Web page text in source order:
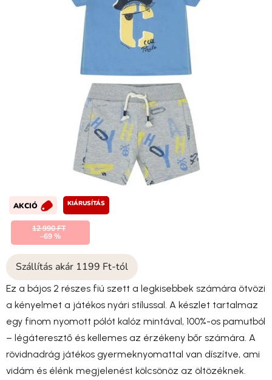
Szállítás akár 1199 Ft-tól
Ez a bájos 2 részes fiú szett a legkisebbek számára ötvözi
a kényelmet a játékos nyári stílussal. A készlet tartalmaz
egy finom nyomott pólót kalóz mintával, 100%-os pamutból
– légáteresztő és kellemes az érzékeny bőr számára. A
rövidnadrág játékos gyermeknyomattal van díszítve, ami
vidám és élénk megjelenést kölcsönöz az öltözéknek.
AKCIÓ KIÁRUSÍTÁS
12 990 FT
–69 %